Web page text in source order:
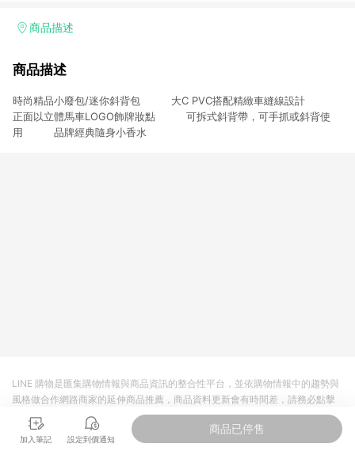
電玩/遊戲/相機/單眼/鏡頭/拍立得 [2024/6/1起適用] -內接硬
的購回饋活動享Yahoo超贈點回饋者 - 購物中心商店之商品：商
3. 訂單回饋金額將扣除運費/購物金/超贈點/福利金/紅利折抵/折
價券等虛擬貨幣折抵 4. 大宗採購或批發轉賣不具回饋資格： 如
有相關事證認定您為大宗採購、批發轉賣而非最終消費使用者，
商品描述
商品描述
時尚精品小廢包/迷你斜背包 大C PVC搭配精緻車縫線設計
正面以立體馬車LOGO飾牌妝點 可拆式斜背帶，可手抓或斜背使
用 品牌經典隨身小香水
加入筆記 設定到價通知
商品已停售
LINE 購物是匯集購物情報與商品資訊的整合性平台，並依購物情報中的趨勢與
風格做合作網路商家的延伸商品推薦，商品資料更新會有時間差，請務必點擊
商品至各合作網路商家，確認現售價與購物條件，一切資訊以合作廠商網頁為
準。